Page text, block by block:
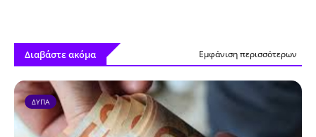
Διαβάστε ακόμα Εμφάνιση περισσότερων
ΔΥΠΑ